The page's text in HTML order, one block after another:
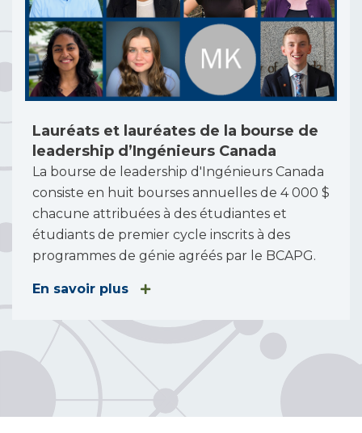
Lauréats et lauréates de la bourse de
leadership d’Ingénieurs Canada
La bourse de leadership d'Ingénieurs Canada
consiste en huit bourses annuelles de 4 000 $
chacune attribuées à des étudiantes et
étudiants de premier cycle inscrits à des
programmes de génie agréés par le BCAPG.
En savoir plus